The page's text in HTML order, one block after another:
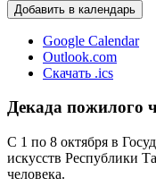
Добавить в календарь
Google Calendar
Outlook.com
Скачать .ics
Декада пожилого
С 1 по 8 октября в
искусств Республики
человека.